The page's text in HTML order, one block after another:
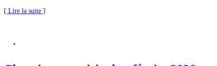
[ Lire la suite ]